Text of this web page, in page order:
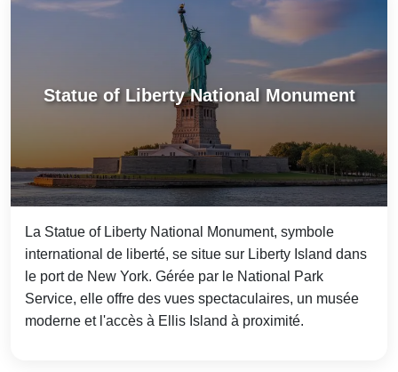
Statue of Liberty National Monument
La Statue of Liberty National Monument, symbole
international de liberté, se situe sur Liberty Island dans
le port de New York. Gérée par le National Park
Service, elle offre des vues spectaculaires, un musée
moderne et l'accès à Ellis Island à proximité.